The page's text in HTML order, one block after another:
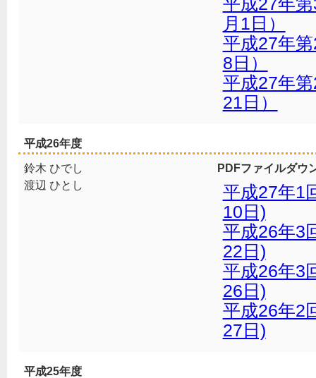
月1日）
平成27年
8日）
平成27年
21日）
平成26年度
鈴木 ひでし
渡辺 ひとし
PDFファイルダウ
平成27年1
10日)
平成26年3
22日)
平成26年3
26日)
平成26年2
27日)
平成25年度